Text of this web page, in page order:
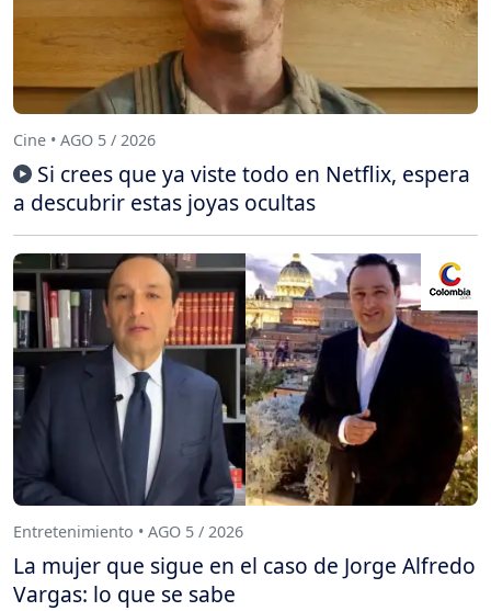
Cine • AGO 5 / 2026
Si crees que ya viste todo en Netflix, espera
a descubrir estas joyas ocultas
Entretenimiento • AGO 5 / 2026
La mujer que sigue en el caso de Jorge Alfredo
Vargas: lo que se sabe